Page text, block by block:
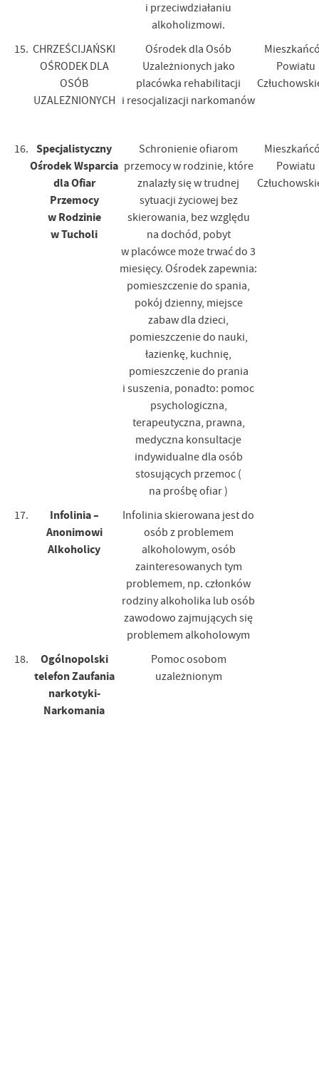
i przeciwdziałaniu
alkoholizmowi.
15. CHRZEŚCIJAŃSKI
OŚRODEK DLA
OSÓB
UZALEŻNIONYCH
Ośrodek dla Osób
Uzależnionych jako
placówka rehabilitacji
i resocjalizacji narkomanów
Powiatu
16. Specjalistyczny
Ośrodek Wsparcia
dla Ofiar
Przemocy
w Rodzinie
w Tucholi
Schronienie ofiarom
przemocy w rodzinie, które
znalazły się w trudnej
sytuacji życiowej bez
skierowania, bez względu
na dochód, pobyt
w placówce może trwać do 3
miesięcy. Ośrodek zapewnia:
pomieszczenie do spania,
pokój dzienny, miejsce
zabaw dla dzieci,
pomieszczenie do nauki,
łazienkę, kuchnię,
pomieszczenie do prania
i suszenia, ponadto: pomoc
psychologiczna,
terapeutyczna, prawna,
medyczna konsultacje
indywidualne dla osób
stosujących przemoc (
na prośbę ofiar )
Powiatu
17.
Infolinia –
Anonimowi
Alkoholicy
Infolinia skierowana jest do
osób z problemem
alkoholowym, osób
zainteresowanych tym
problemem, np. członków
rodziny alkoholika lub osób
zawodowo zajmujących się
problemem alkoholowym
18.
Ogólnopolski
telefon Zaufania
narkotyki-
Narkomania
Pomoc osobom
uzależnionym